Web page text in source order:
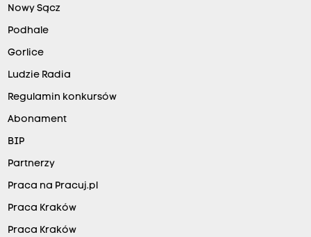
Nowy Sącz
Podhale
Gorlice
Ludzie Radia
Regulamin konkursów
Abonament
BIP
Partnerzy
Praca na Pracuj.pl
Praca Kraków
Praca Kraków